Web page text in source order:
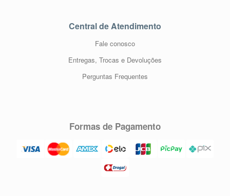
Central de Atendimento
Fale conosco
Entregas, Trocas e Devoluções
Perguntas Frequentes
Formas de Pagamento